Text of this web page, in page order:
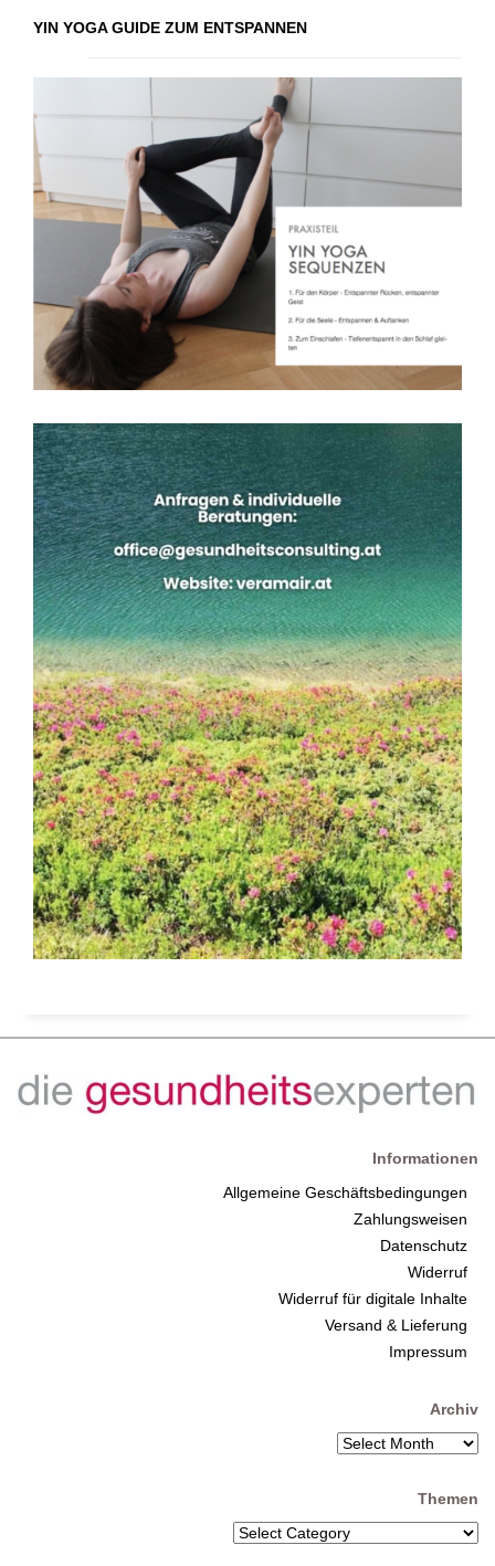
YIN YOGA GUIDE ZUM ENTSPANNEN
Informationen
Allgemeine Geschäftsbedingungen
Zahlungsweisen
Datenschutz
Widerruf
Widerruf für digitale Inhalte
Versand & Lieferung
Impressum
Archiv
Themen